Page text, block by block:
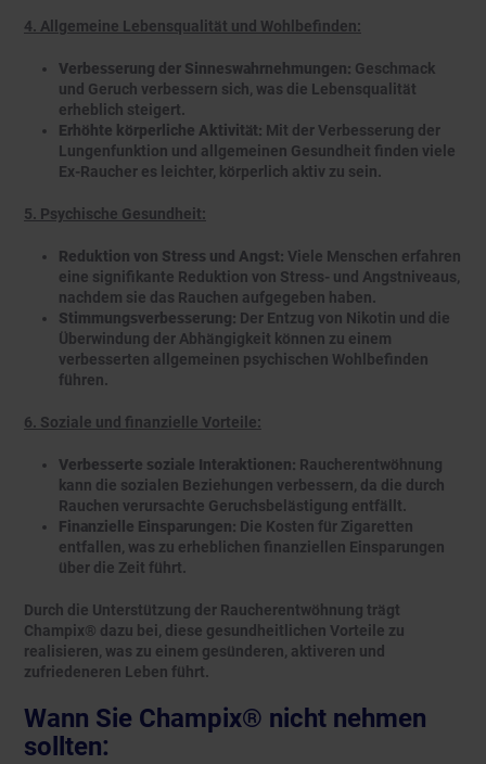
4. Allgemeine Lebensqualität und Wohlbefinden:
Verbesserung der Sinneswahrnehmungen: Geschmack
und Geruch verbessern sich, was die Lebensqualität
erheblich steigert.
Erhöhte körperliche Aktivität: Mit der Verbesserung der
Lungenfunktion und allgemeinen Gesundheit finden viele
Ex-Raucher es leichter, körperlich aktiv zu sein.
5. Psychische Gesundheit:
Reduktion von Stress und Angst: Viele Menschen erfahren
eine signifikante Reduktion von Stress- und Angstniveaus,
nachdem sie das Rauchen aufgegeben haben.
Stimmungsverbesserung: Der Entzug von Nikotin und die
Überwindung der Abhängigkeit können zu einem
verbesserten allgemeinen psychischen Wohlbefinden
führen.
6. Soziale und finanzielle Vorteile:
Verbesserte soziale Interaktionen: Raucherentwöhnung
kann die sozialen Beziehungen verbessern, da die durch
Rauchen verursachte Geruchsbelästigung entfällt.
Finanzielle Einsparungen: Die Kosten für Zigaretten
entfallen, was zu erheblichen finanziellen Einsparungen
über die Zeit führt.
Durch die Unterstützung der Raucherentwöhnung trägt
Champix® dazu bei, diese gesundheitlichen Vorteile zu
realisieren, was zu einem gesünderen, aktiveren und
zufriedeneren Leben führt.
Wann Sie Champix® nicht nehmen
sollten: